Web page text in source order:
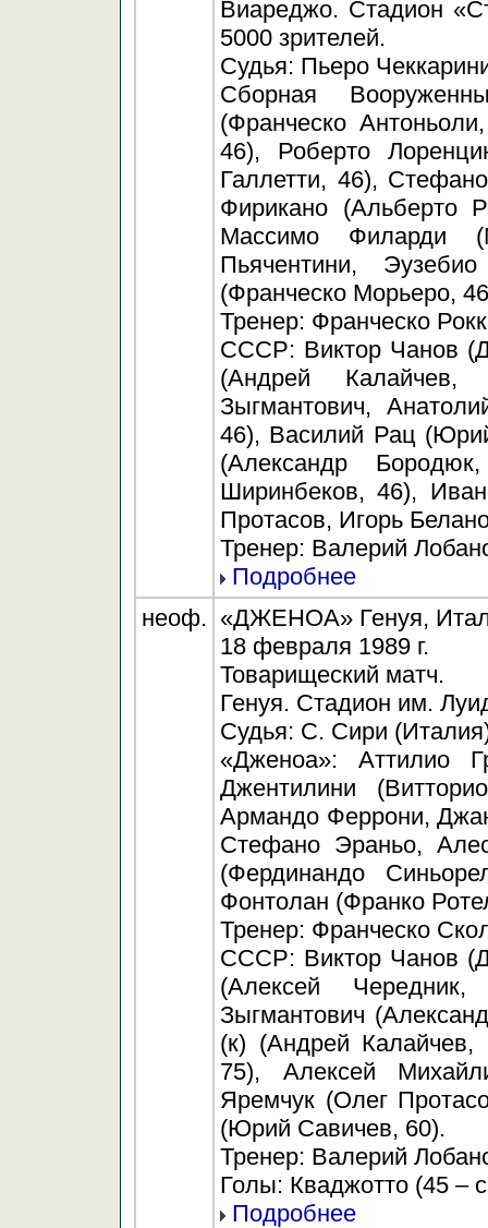
Виареджо. Стадион
5000 зрителей.
Судья: Пьеро
Сборная
(Франческо
46), Роберто
Галлетти, 46),
Фирикано (Альберто
Массимо Филарди
Пьячентини,
(Франческо Морьеро,
Тренер: Франческо
СССР: Виктор Чанов
(Андрей
Зыгмантович,
46), Василий Рац
(Александр
Ширинбеков, 46),
Протасов, Игорь
Тренер: Валерий
Подробнее
неоф. «ДЖЕНОА» Генуя,
18 февраля 1989 г.
Товарищеский матч.
Генуя. Стадион им.
Судья: С. Сири
«Дженоа»: Аттилио
Джентилини
Армандо Феррони,
Стефано Эраньо,
(Фердинандо
Фонтолан (Франко
Тренер: Франческо
СССР: Виктор Чанов
(Алексей
Зыгмантович
(к) (Андрей
75), Алексей
Яремчук (Олег
(Юрий Савичев, 60).
Тренер: Валерий
Голы: Кваджотто (45 –
Подробнее